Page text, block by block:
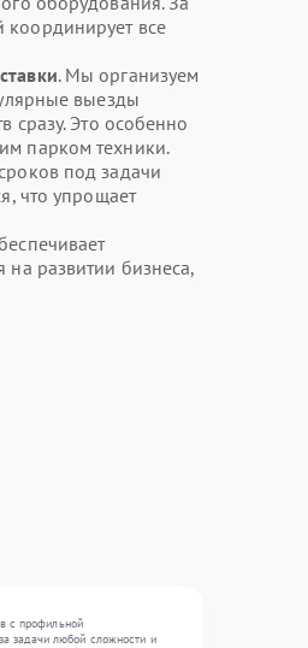
все
. Мы организуем
выезды
сразу. Это особенно
парком техники.
под задачи
что упрощает
на развитии бизнеса,
с профильной
задачи любой сложности и